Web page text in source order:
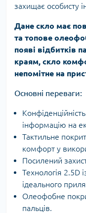
захищає особисту
Дане скло має
та топове
появі відбитків
краям, скло
непомітне на
Основні переваги:
інформацію на
Тактильне
комфорт у
Посилений
Технологія 2.5D
ідеального
Олеофобне
пальців.